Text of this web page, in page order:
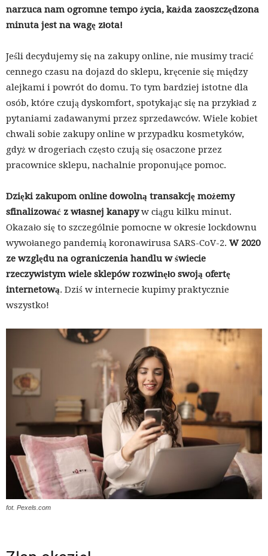
narzuca nam ogromne tempo życia, każda zaoszczędzona
minuta jest na wagę złota!
Jeśli decydujemy się na zakupy online, nie musimy tracić
cennego czasu na dojazd do sklepu, kręcenie się między
alejkami i powrót do domu. To tym bardziej istotne dla
osób, które czują dyskomfort, spotykając się na przykład z
pytaniami zadawanymi przez sprzedawców. Wiele kobiet
chwali sobie zakupy online w przypadku kosmetyków,
gdyż w drogeriach często czują się osaczone przez
pracownice sklepu, nachalnie proponujące pomoc.
Dzięki zakupom online dowolną transakcję możemy
sfinalizować z własnej kanapyw ciągu kilku minut.
Okazało się to szczególnie pomocne w okresie lockdownu
wywołanego pandemią koronawirusa SARS-CoV-2. W 2020
ze względu na ograniczenia handlu w świecie
rzeczywistym wiele sklepów rozwinęło swoją ofertę
internetową. Dziś w internecie kupimy praktycznie
wszystko!
fot. Pexels.com